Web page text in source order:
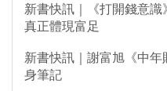
新書快訊｜《打開錢意
真正體現富足
新書快訊｜謝富旭《中
身筆記